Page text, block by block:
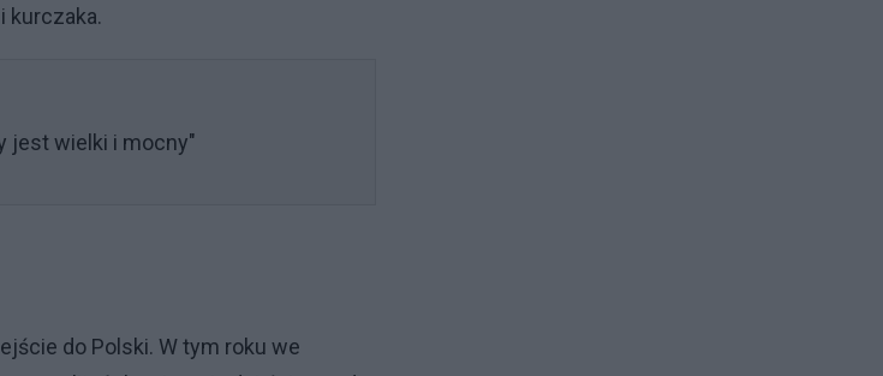
kurczaka.
jest wielki i mocny"
do Polski. W tym roku we